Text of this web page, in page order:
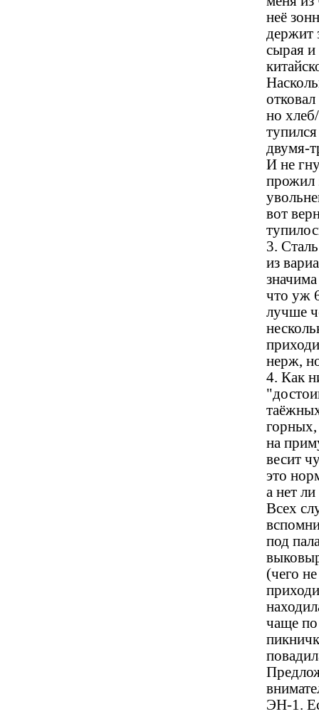
неё
держит
сырая и
но
двумя-
И не
прожил
вот
3.
из
что уж
лучше
нерж,
4. Как
горных,
на
весит
это
а нет
Всех
под
(чего
чаще по
ЭН-1.